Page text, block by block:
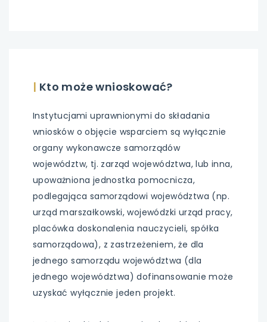
uwaga, link otwiera się w nowej karcie
uwaga, link otwiera się w nowej karcie
uwaga, link otwiera się w nowej karcie
uwaga, link otwiera się w nowej karcie
| Kto może wnioskować?
Instytucjami uprawnionymi do składania
wniosków o objęcie wsparciem są wyłącznie
organy wykonawcze samorządów
województw, tj. zarząd województwa, lub inna,
upoważniona jednostka pomocnicza,
podlegająca samorządowi województwa (np.
urząd marszałkowski, wojewódzki urząd pracy,
placówka doskonalenia nauczycieli, spółka
samorządowa), z zastrzeżeniem, że dla
jednego samorządu województwa (dla
jednego województwa) dofinansowanie może
uzyskać wyłącznie jeden projekt.